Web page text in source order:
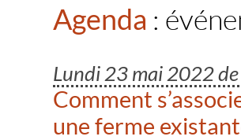
Agenda :
Lundi 23 mai 2022
Comment
une ferme